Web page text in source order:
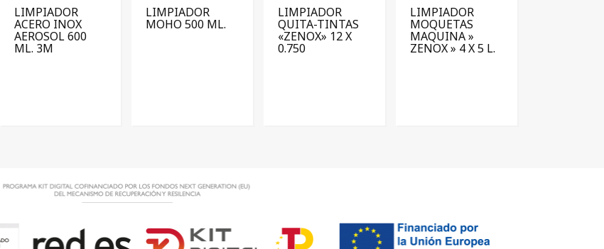
LIMPIADOR
ACERO INOX
AEROSOL 600
ML. 3M
LIMPIADOR
MOHO 500 ML.
LIMPIADOR
QUITA-TINTAS
«ZENOX» 12 X
0.750
LIMPIADOR
MOQUETAS
MAQUINA »
ZENOX » 4 X 5 L.